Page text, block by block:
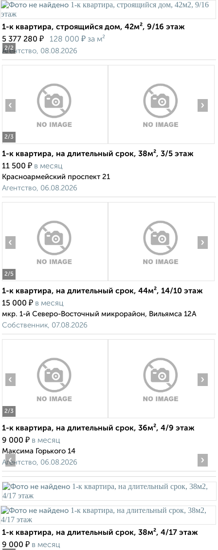
2/2
1-к квартира, строящийся дом, 42м², 9/16 этаж
5 377 280 ₽ 128 000 ₽ за м²
Агентство, 08.08.2026
2/3
‹ ›
1-к квартира, на длительный срок, 38м², 3/5 этаж
11 500 ₽ в месяц
Красноармейский проспект 21
Агентство, 06.08.2026
2/5
‹ ›
1-к квартира, на длительный срок, 44м², 14/10 этаж
15 000 ₽ в месяц
мкр. 1-й Северо-Восточный микрорайон, Вильямса 12А
Собственник, 07.08.2026
2/3
‹ ›
1-к квартира, на длительный срок, 36м², 4/9 этаж
9 000 ₽ в месяц
Максима Горького 14
Агентство, 06.08.2026
‹ ›
1-к квартира, на длительный срок, 38м², 4/17 этаж
9 000 ₽ в месяц